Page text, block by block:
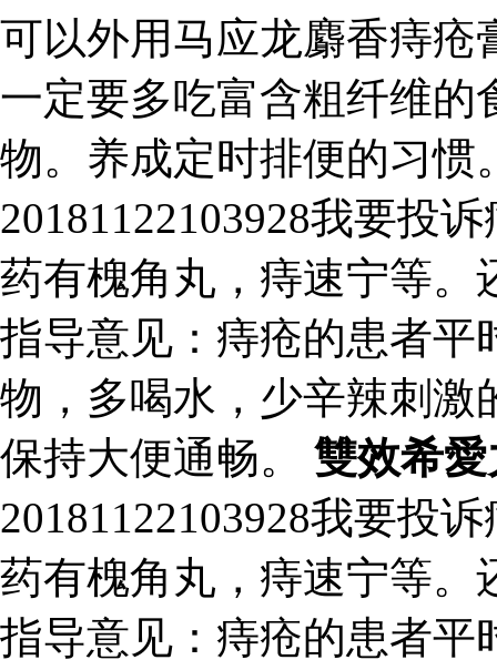
可以外用马应龙麝香痔疮
一定要多吃富含粗纤维的
物。养成定时排便的习惯
20181122103928我要投
药有槐角丸，痔速宁等。
指导意见：痔疮的患者平
物，多喝水，少辛辣刺激
保持大便通畅。 雙效希
20181122103928我要投
药有槐角丸，痔速宁等。
指导意见：痔疮的患者平